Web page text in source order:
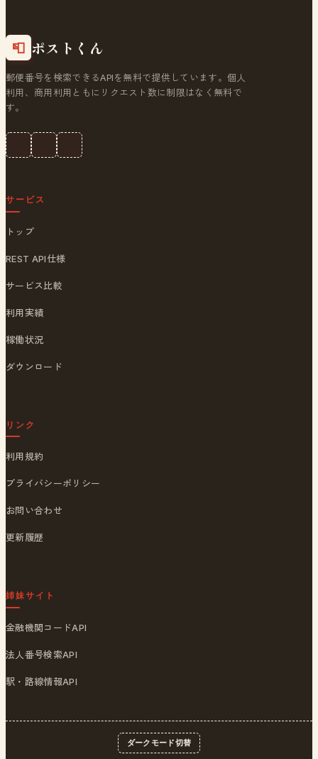
📮 ポストくん
郵便番号を検索できるAPIを無料で提供しています。個人
利用、商用利用ともにリクエスト数に制限はなく無料で
す。
サービス
トップ
REST API仕様
サービス比較
利用実績
稼働状況
ダウンロード
リンク
利用規約
プライバシーポリシー
お問い合わせ
更新履歴
姉妹サイト
金融機関コードAPI
法人番号検索API
駅・路線情報API
ダークモード切替